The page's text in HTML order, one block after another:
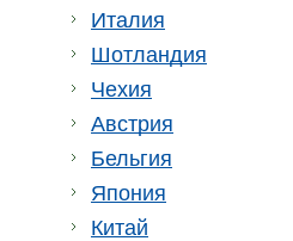
Италия
Шотландия
Чехия
Австрия
Бельгия
Япония
Китай